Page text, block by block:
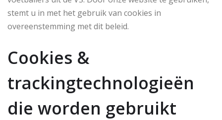
stemt u in met het gebruik van cookies in
overeenstemming met dit beleid.
Cookies &
trackingtechnologieën
die worden gebruikt